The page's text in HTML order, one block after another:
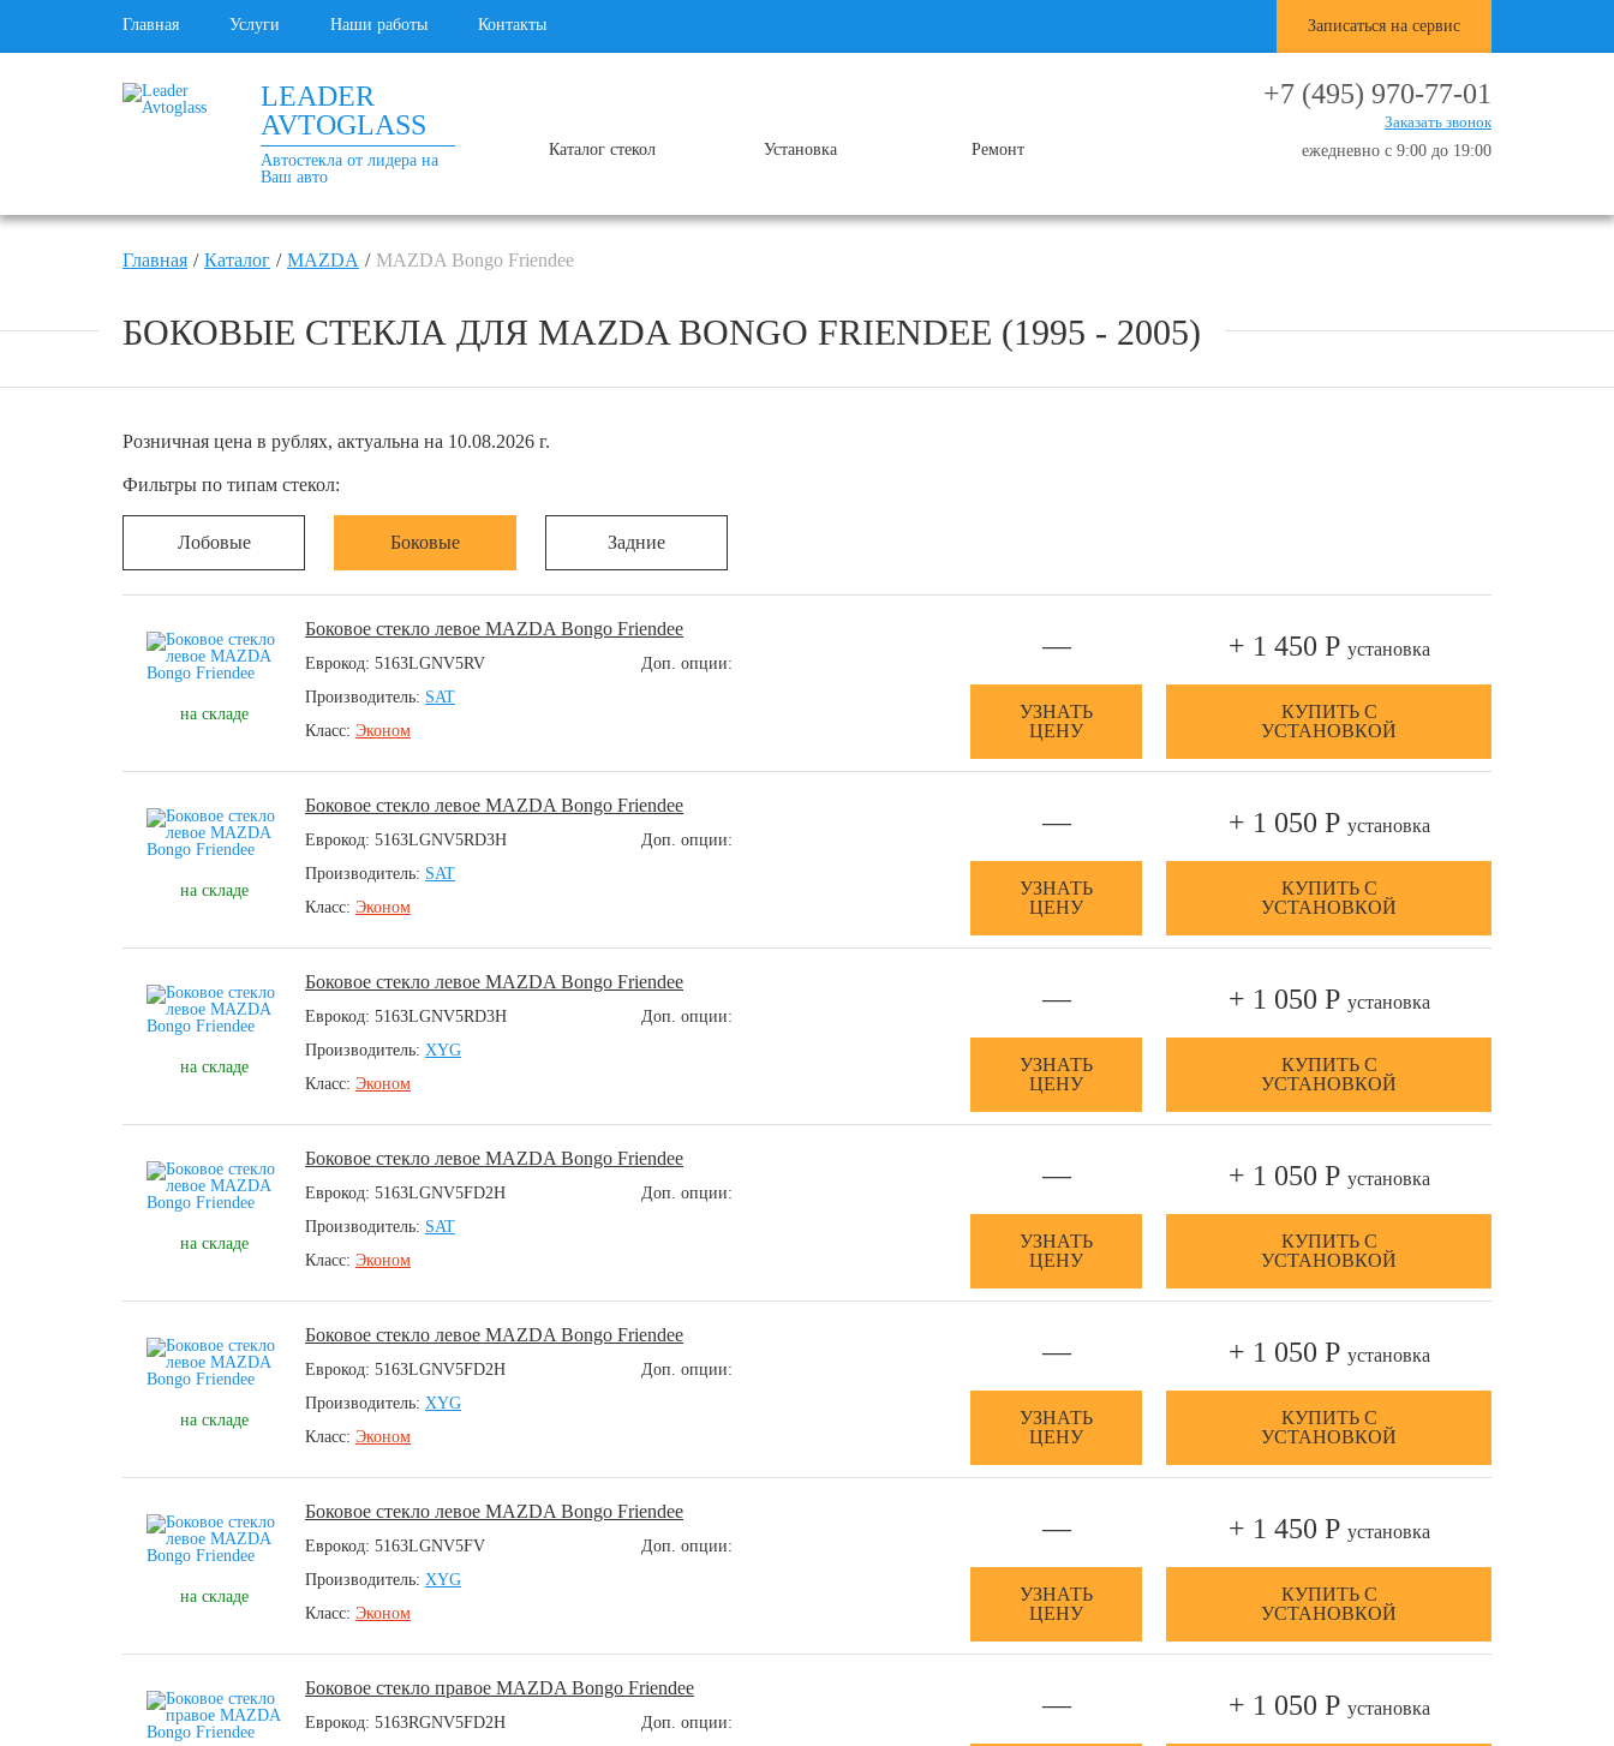
Главная Услуги Наши работы Контакты Записаться на сервис
LEADER
AVTOGLASS
Автостекла от лидера на
Ваш авто
Каталог стекол Установка Ремонт
+7 (495) 970-77-01
Заказать звонок
ежедневно с 9:00 до 19:00
Главная Каталог MAZDA MAZDA Bongo Friendee
БОКОВЫЕ СТЕКЛА ДЛЯ MAZDA BONGO FRIENDEE (1995 - 2005)
Розничная цена в рублях, актуальна на 10.08.2026 г.
Фильтры по типам стекол:
Лобовые Боковые Задние
на складе
Боковое стекло левое MAZDA Bongo Friendee
Еврокод: 5163LGNV5RV
Производитель: SAT
Класс: Эконом
Доп. опции:
—
УЗНАТЬ
ЦЕНУ
+ 1 450 Р установка
КУПИТЬ С
УСТАНОВКОЙ
на складе
Боковое стекло левое MAZDA Bongo Friendee
Еврокод: 5163LGNV5RD3H
Производитель: SAT
Класс: Эконом
Доп. опции:
—
УЗНАТЬ
ЦЕНУ
+ 1 050 Р установка
КУПИТЬ С
УСТАНОВКОЙ
на складе
Боковое стекло левое MAZDA Bongo Friendee
Еврокод: 5163LGNV5RD3H
Производитель: XYG
Класс: Эконом
Доп. опции:
—
УЗНАТЬ
ЦЕНУ
+ 1 050 Р установка
КУПИТЬ С
УСТАНОВКОЙ
на складе
Боковое стекло левое MAZDA Bongo Friendee
Еврокод: 5163LGNV5FD2H
Производитель: SAT
Класс: Эконом
Доп. опции:
—
УЗНАТЬ
ЦЕНУ
+ 1 050 Р установка
КУПИТЬ С
УСТАНОВКОЙ
на складе
Боковое стекло левое MAZDA Bongo Friendee
Еврокод: 5163LGNV5FD2H
Производитель: XYG
Класс: Эконом
Доп. опции:
—
УЗНАТЬ
ЦЕНУ
+ 1 050 Р установка
КУПИТЬ С
УСТАНОВКОЙ
на складе
Боковое стекло левое MAZDA Bongo Friendee
Еврокод: 5163LGNV5FV
Производитель: XYG
Класс: Эконом
Доп. опции:
—
УЗНАТЬ
ЦЕНУ
+ 1 450 Р установка
КУПИТЬ С
УСТАНОВКОЙ
Боковое стекло правое MAZDA Bongo Friendee
Еврокод: 5163RGNV5FD2H
Доп. опции:
— + 1 050 Р установка